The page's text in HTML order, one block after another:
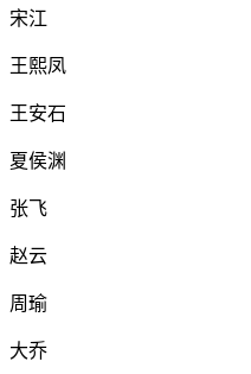
宋江
王熙凤
王安石
夏侯渊
张飞
赵云
周瑜
大乔